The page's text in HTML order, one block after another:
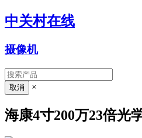
中关村在线
摄像机
×
海康4寸200万23倍光